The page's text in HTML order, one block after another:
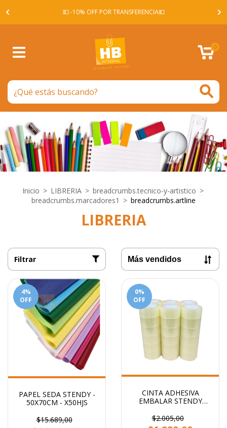
💵 -10% OFF POR TRANSFERENCIA💵
0
Inicio > LIBRERIA > breadcrumbs.tecnico-y-artistico >
breadcrumbs.marcadores1 > breadcrumbs.artline
LIBRERIA
Filtrar
4%
OFF
PAPEL SEDA STENDY -
50X70CM - X50HJS
$15.689,00
0%
OFF
CINTA ADHESIVA
EMBALAR STENDY
$2.005,00